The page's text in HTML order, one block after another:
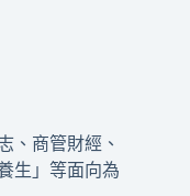
、商管財經、
生」等面向為